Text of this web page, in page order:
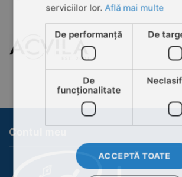
Contul meu
serviciilor lor.Află mai multe
De performanță De
De
funcţionalitate
ACCEPTĂ TOATE